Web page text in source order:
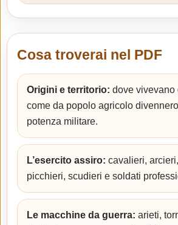
Cosa troverai nel PDF
Origini e territorio: dove vivevano
come da popolo agricolo
potenza militare.
L’esercito assiro: cavalieri,
picchieri, scudieri e soldati
Le macchine da guerra: arieti,